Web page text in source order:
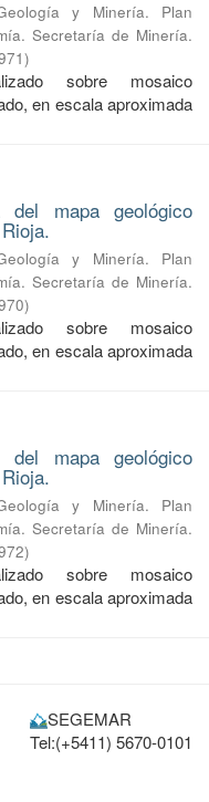
y Minería. Plan
Secretaría de Minería.
)
sobre mosaico
en escala aproximada
del mapa geológico
y Minería. Plan
Secretaría de Minería.
)
sobre mosaico
en escala aproximada
del mapa geológico
y Minería. Plan
Secretaría de Minería.
)
sobre mosaico
en escala aproximada
SEGEMAR
Tel:(+5411) 5670-0101